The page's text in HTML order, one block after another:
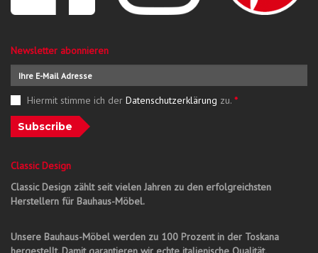
Newsletter abonnieren
Hiermit stimme ich der Datenschutzerklärung zu. *
Subscribe
Classic Design
Classic Design zählt seit vielen Jahren zu den erfolgreichsten
Herstellern für Bauhaus-Möbel.
Unsere Bauhaus-Möbel werden zu 100 Prozent in der Toskana